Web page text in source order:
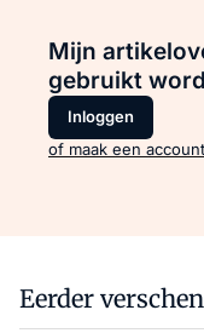
Mijn
gebruikt
Inloggen
of maak een
Eerder